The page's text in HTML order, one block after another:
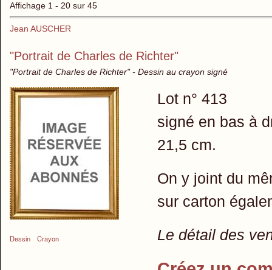
Affichage 1 - 20 sur 45
Jean AUSCHER
"Portrait de Charles de Richter"
"Portrait de Charles de Richter" - Dessin au crayon signé
Dessin Crayon
Lot n° 413
signé en bas à
21,5 cm.
On y joint du
sur carton
Le détail des